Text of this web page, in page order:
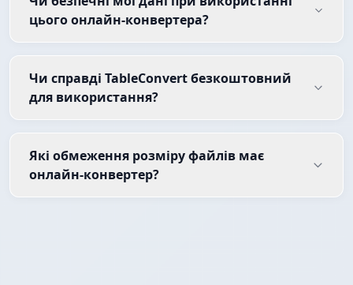
цього онлайн-конвертера?
Чи справді TableConvert безкоштовний
для використання?
Які обмеження розміру файлів має
онлайн-конвертер?